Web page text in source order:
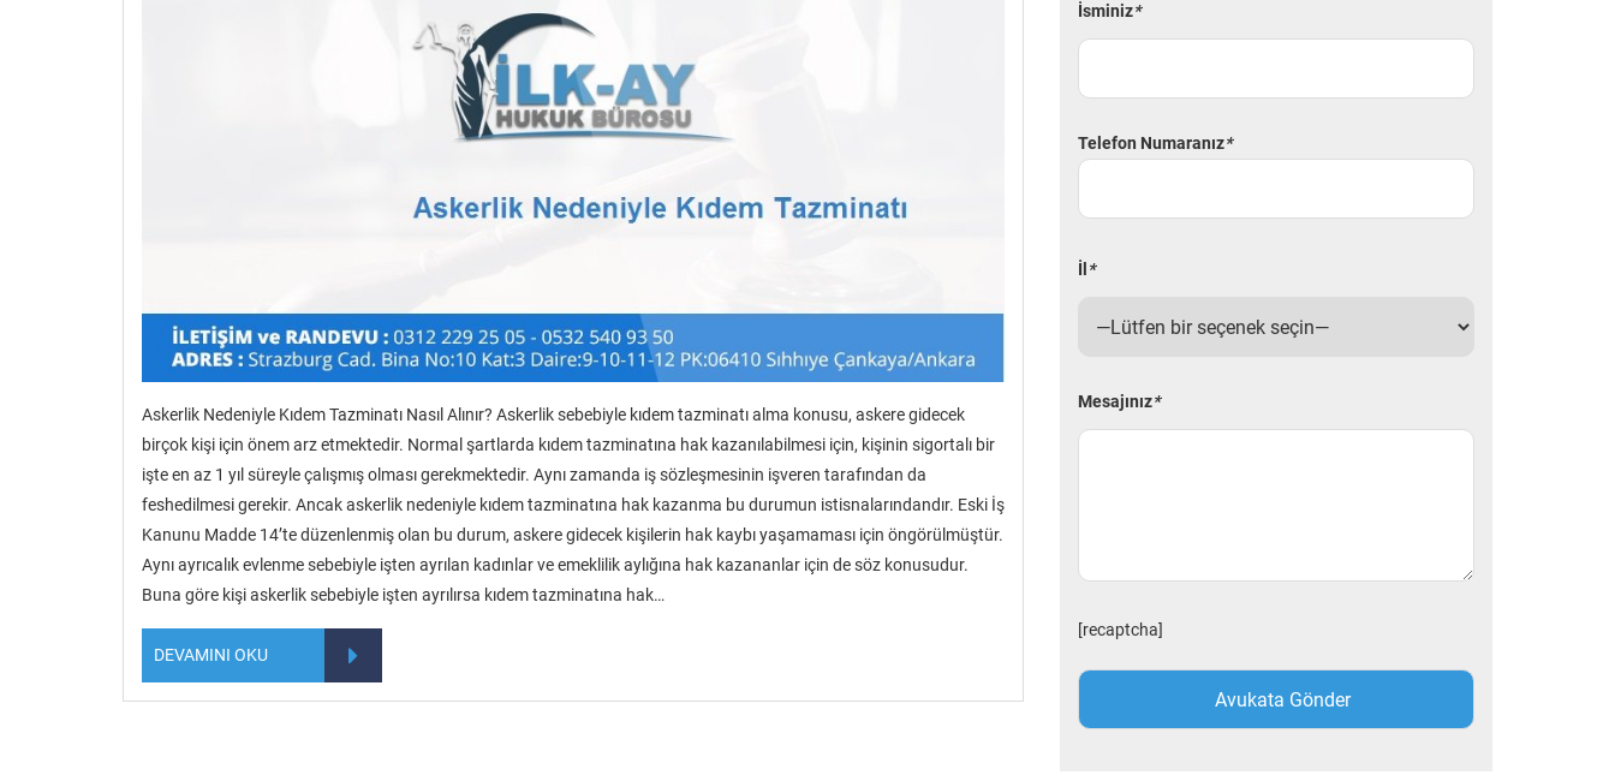
Askerlik Nedeniyle Kıdem Tazminatı Nasıl Alınır? Askerlik sebebiyle kıdem tazminatı alma konusu, askere gidecek
birçok kişi için önem arz etmektedir. Normal şartlarda kıdem tazminatına hak kazanılabilmesi için, kişinin sigortalı bir
işte en az 1 yıl süreyle çalışmış olması gerekmektedir. Aynı zamanda iş sözleşmesinin işveren tarafından da
feshedilmesi gerekir. Ancak askerlik nedeniyle kıdem tazminatına hak kazanma bu durumun istisnalarındandır. Eski İş
Kanunu Madde 14’te düzenlenmiş olan bu durum, askere gidecek kişilerin hak kaybı yaşamaması için öngörülmüştür.
Aynı ayrıcalık evlenme sebebiyle işten ayrılan kadınlar ve emeklilik aylığına hak kazananlar için de söz konusudur.
Buna göre kişi askerlik sebebiyle işten ayrılırsa kıdem tazminatına hak…
DEVAMINI OKU
İsminiz*
Telefon Numaranız*
İl *
Mesajınız*
[recaptcha]